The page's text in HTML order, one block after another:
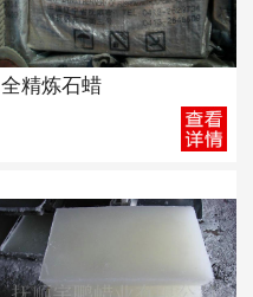
全精炼石蜡